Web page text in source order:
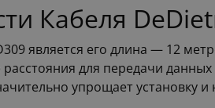
Кабеля
является его длина — 12
для передачи
упрощает установку и